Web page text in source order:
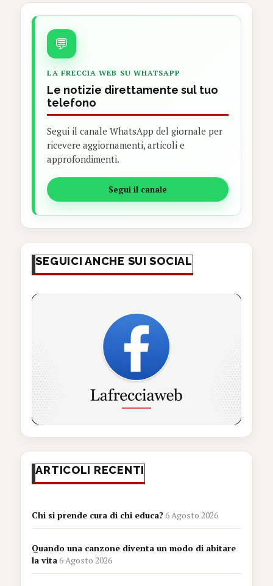
💬
LA FRECCIA WEB SU WHATSAPP
Le notizie direttamente sul tuo
telefono
Segui il canale WhatsApp del giornale per
ricevere aggiornamenti, articoli e
approfondimenti.
Segui il canale
SEGUICI ANCHE SUI SOCIAL
ARTICOLI RECENTI
Chi si prende cura di chi educa?6 Agosto 2026
Quando una canzone diventa un modo di abitare
la vita6 Agosto 2026